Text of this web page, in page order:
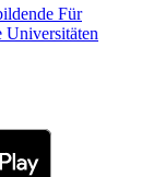
Für
Universitäten